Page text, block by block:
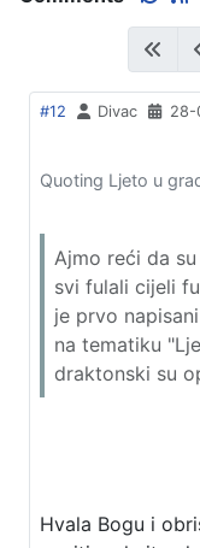
#12 Divac 28-
Quoting Ljeto u
Ajmo reći da
svi fulali cijeli
je prvo
na tematiku
draktonski su
Hvala Bogu i